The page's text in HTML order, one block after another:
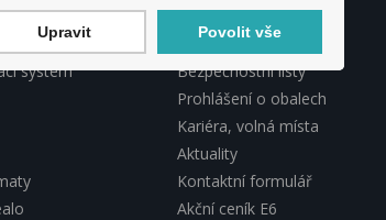
systém
PEAL, DOKUMENTY
Bezpečnostní listy
Prohlášení o obalech
Kariéra, volná místa
Aktuality
Kontaktní formulář
Akční ceník E6
Upravit Povolit vše